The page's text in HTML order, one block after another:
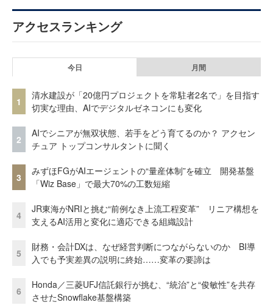
アクセスランキング
今日 月間
1
清水建設が「20億円プロジェクトを常駐者2名で」を目指す
切実な理由、AIでデジタルゼネコンにも変化
2
AIでシニアが無双状態、若手をどう育てるのか？ アクセン
チュア トップコンサルタントに聞く
3
みずほFGがAIエージェントの“量産体制”を確立 開発基盤
「Wiz Base」で最大70%の工数短縮
4
JR東海がNRIと挑む“前例なき上流工程変革” リニア構想を
支えるAI活用と変化に適応できる組織設計
5
財務・会計DXは、なぜ経営判断につながらないのか BI導
入でも予実差異の説明に終始……変革の要諦は
6
Honda／三菱UFJ信託銀行が挑む、“統治”と“俊敏性”を共存
させたSnowflake基盤構築